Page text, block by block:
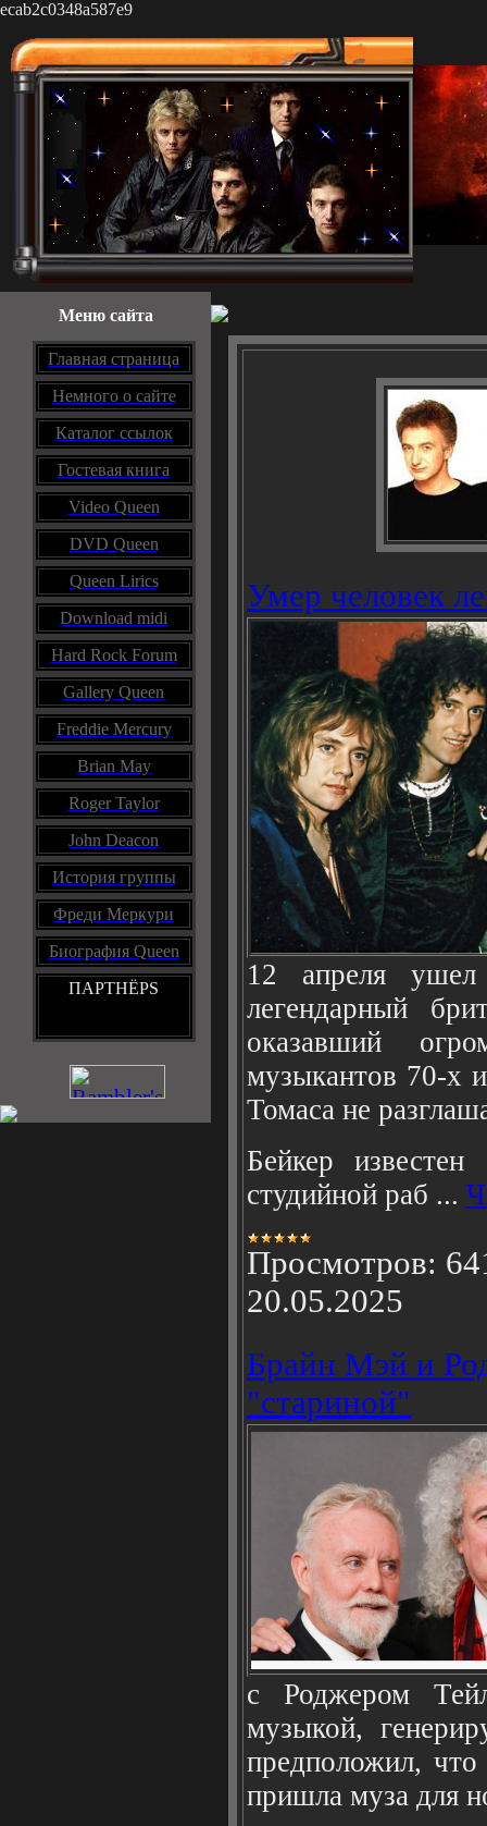
ecab2c0348a587e9
Меню сайта
Главная страница
Немного о сайте
Каталог ссылок
Гостевая книга
Video Queen
DVD Queen
Queen Lirics
Download midi
Hard Rock Forum
Gallery Queen
Freddie Mercury
Brian May
Roger Taylor
John Deacon
История группы
Фреди Меркури
Биография Queen
ПАРТНЁРS
Умер человек
12 апреля
легендарный
оказавший
музыкантов 70-х
Томаса не
Бейкер
студийной раб ...
Просмотров:
20.05.2025
Брайн Мэй и
"стариной"
с Роджером
музыкой,
предположил,
пришла муза для